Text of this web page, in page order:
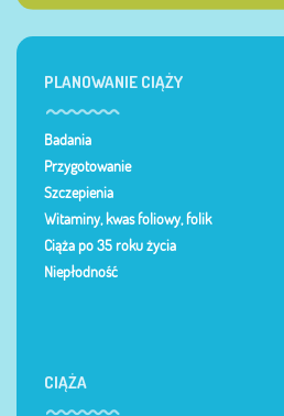
PLANOWANIE CIĄŻY
Badania
Przygotowanie
Szczepienia
Witaminy, kwas foliowy, folik
Ciąża po 35 roku życia
Niepłodność
CIĄŻA